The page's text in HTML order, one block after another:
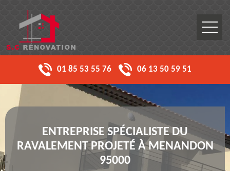
01 85 53 55 76 06 13 50 59 51
ENTREPRISE SPÉCIALISTE DU
RAVALEMENT PROJETÉ À MENANDON
95000